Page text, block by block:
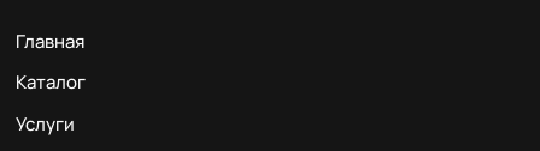
Главная
Каталог
Услуги